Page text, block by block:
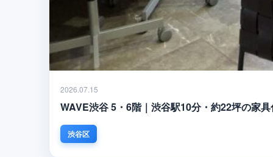
2026.07.15
WAVE渋谷 5・6階｜渋谷駅10分・約22坪の家
渋谷区